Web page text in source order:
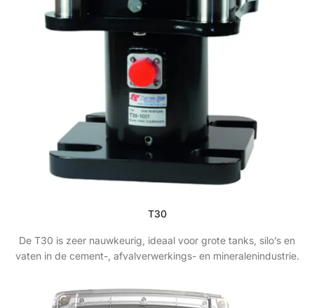
T30
De T30 is zeer nauwkeurig, ideaal voor grote tanks, silo’s en
vaten in de cement-, afvalverwerkings- en mineralenindustrie.